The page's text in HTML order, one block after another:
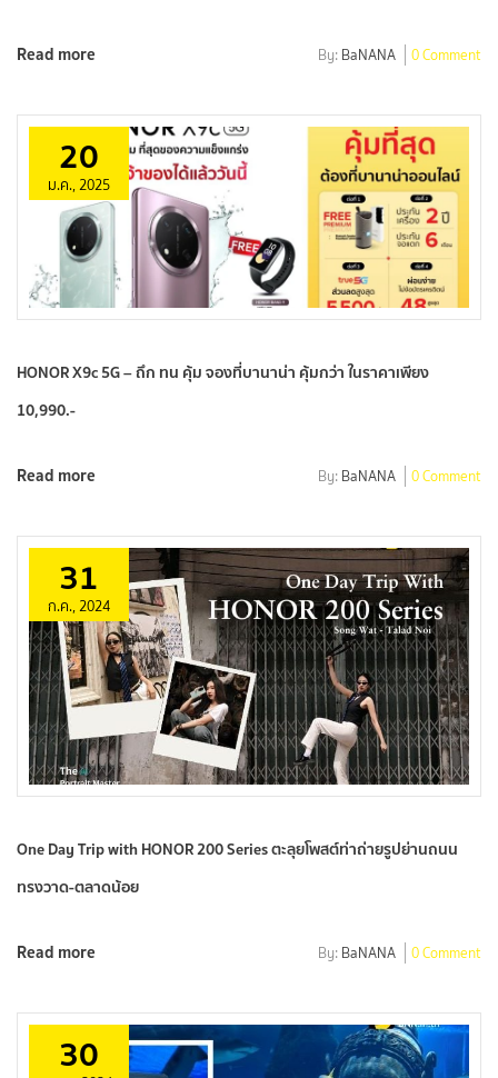
Read more By: BaNANA 0 Comment
20
ม.ค., 2025
HONOR X9c 5G – ถึก ทน คุ้ม จองที่บานาน่า คุ้มกว่า ในราคาเพียง
10,990.-
Read more By: BaNANA 0 Comment
31
ก.ค., 2024
One Day Trip with HONOR 200 Series ตะลุยโพสต์ท่าถ่ายรูปย่านถนน
ทรงวาด-ตลาดน้อย
Read more By: BaNANA 0 Comment
30